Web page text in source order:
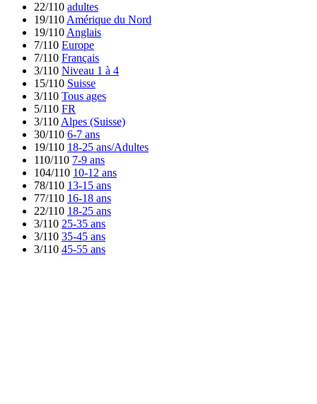
22/110 adultes
19/110 Amérique du Nord
19/110 Anglais
7/110 Europe
7/110 Français
3/110 Niveau 1 à 4
15/110 Suisse
3/110 Tous ages
5/110 FR
3/110 Alpes (Suisse)
30/110 6-7 ans
19/110 18-25 ans/Adultes
110/110 7-9 ans
104/110 10-12 ans
78/110 13-15 ans
77/110 16-18 ans
22/110 18-25 ans
3/110 25-35 ans
3/110 35-45 ans
3/110 45-55 ans